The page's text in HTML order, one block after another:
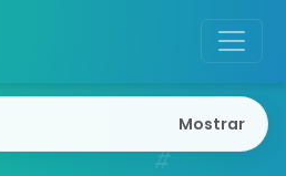
Mostrar